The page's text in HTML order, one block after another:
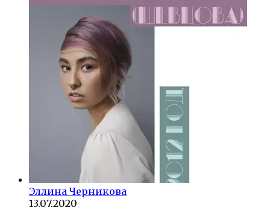
Эллина Черникова
13.07.2020